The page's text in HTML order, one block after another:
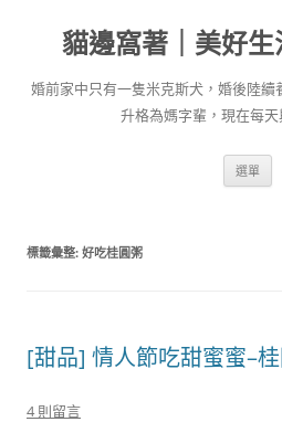
容
貓邊窩著｜美好
婚前家中只有一隻米克斯犬，婚後陸續
升格為媽字輩，現在每
選單
標籤彙整: 好吃桂圓粥
[甜品] 情人節吃甜蜜蜜–桂
4 則留言